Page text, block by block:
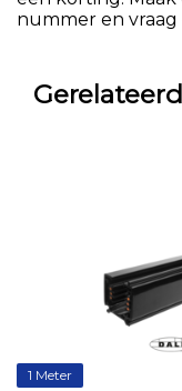
nummer en
1 Meter